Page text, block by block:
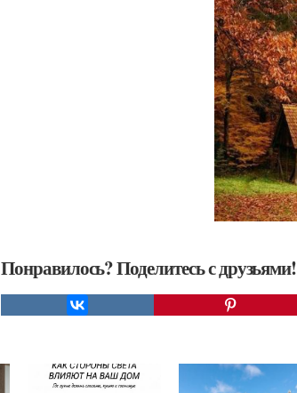
Понравилось? Поделитесь с друзьями!